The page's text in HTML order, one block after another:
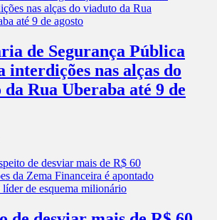
de Segurança Pública
interdições nas alças do
Rua Uberaba até 9 de